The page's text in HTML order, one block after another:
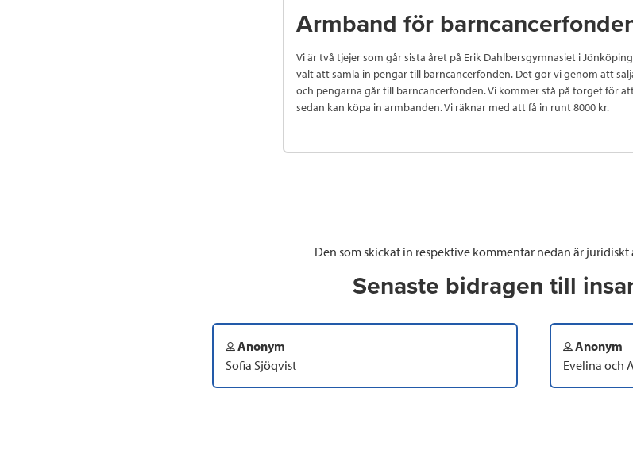
Armband för
Vi är två tjejer som går sista året på Erik Dahlbersgymnasiet i
valt att samla in pengar till barncancerfonden. Det gör vi genom att
och pengarna går till barncancerfonden. Vi kommer stå på torget för
sedan kan köpa in armbanden. Vi räknar med att få in runt 8000 kr.
Den som skickat in respektive kommentar nedan är
Senaste bidragen till
Anonym
Sofia Sjöqvist
Anonym
Evelina och